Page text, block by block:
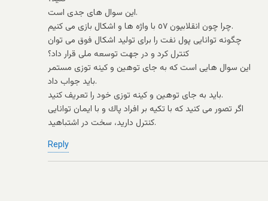
اين سوال هاى جدى است.
چرا چون انقلابيون ٥٧ با واژه ها و اشكال بازى مى كنيم.
چگونه توانايى پول نفت را براى توليد اشكال فوق مى توان
كنترل كرد و در جهت توسعه ملى قرار داد؟
اين سوال هايى است كه به جاى توهين و كينه توزى مستمر
بايد جواب داد.
بايد به جاى توهين و كينه توزى خود را تعريف كنيد.
اگر تصور مى كنيد كه با تكيه بر افراد پاك و با ايمان توانايى
كنترل داريد، سخت در اشتباهيد.
Reply